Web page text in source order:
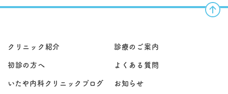
クリニック紹介 診療のご案内
初診の方へ よくある質問
いたや内科クリニックブログ お知らせ